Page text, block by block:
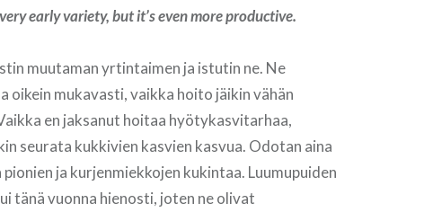
early variety, but it’s even more productive.
muutaman yrtintaimen ja istutin ne. Ne
oikein mukavasti, vaikka hoito jäikin vähän
en jaksanut hoitaa hyötykasvitarhaa,
seurata kukkivien kasvien kasvua. Odotan aina
ja kurjenmiekkojen kukintaa. Luumupuiden
tänä vuonna hienosti, joten ne olivat